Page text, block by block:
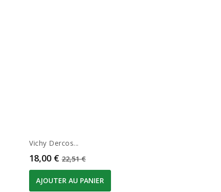
Vichy Dercos...
Prix
18,00 € Prix de base
22,51 €
AJOUTER AU PANIER